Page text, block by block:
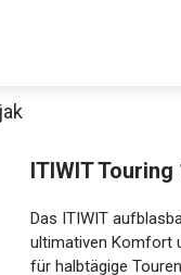
ITIWIT
Das ITIWIT
ultimativen Komfort
für halbtägige